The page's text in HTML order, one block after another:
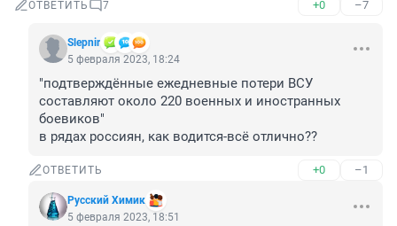
ОТВЕТИТЬ 7 +0 –7
Slepnir
5 февраля 2023, 18:24
"подтверждённые ежедневные потери ВСУ
составляют около 220 военных и иностранных
боевиков"
в рядах россиян, как водится-всё отлично??
ОТВЕТИТЬ +0 –1
Русский Химик
5 февраля 2023, 18:51